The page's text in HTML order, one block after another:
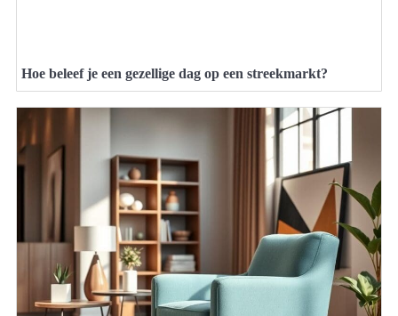
Hoe beleef je een gezellige dag op een streekmarkt?